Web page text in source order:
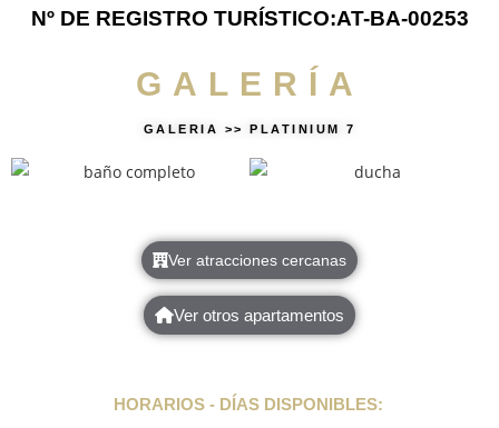
Nº DE REGISTRO TURÍSTICO:AT-BA-00253
GALERÍA
GALERIA >> PLATINIUM 7
Ver atracciones cercanas
Ver otros apartamentos
HORARIOS - DÍAS DISPONIBLES: